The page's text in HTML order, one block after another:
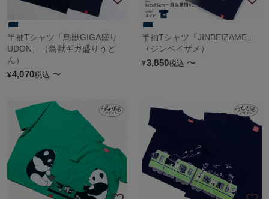
半袖Tシャツ「鳥獣GIGA盛り
UDON」（鳥獣ギガ盛りうど
ん）
¥4,070税込 〜
半袖Tシャツ「JINBEIZAME」
（ジンベイザメ）
¥3,850税込 〜